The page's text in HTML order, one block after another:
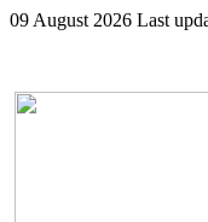
09 August 2026 Last